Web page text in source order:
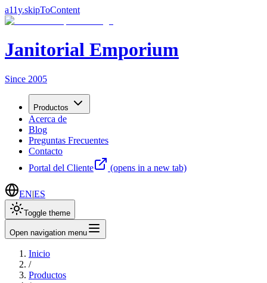
a11y.skipToContent
Janitorial Emporium
Since 2005
Productos
Acerca de
Blog
Preguntas Frecuentes
Contacto
Portal del Cliente
(opens in a new tab)
EN|ES
Toggle theme
Open navigation menu
Inicio
/
Productos